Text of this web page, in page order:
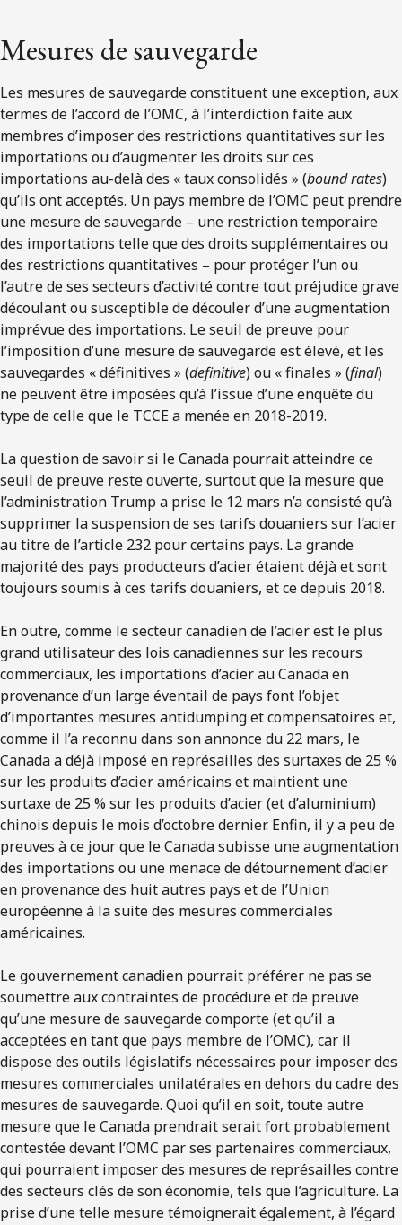
Mesures de sauvegarde
Les mesures de sauvegarde constituent une exception, aux
termes de l’accord de l’OMC, à l’interdiction faite aux
membres d’imposer des restrictions quantitatives sur les
importations ou d’augmenter les droits sur ces
importations au-delà des « taux consolidés » (bound rates)
qu’ils ont acceptés. Un pays membre de l’OMC peut prendre
une mesure de sauvegarde – une restriction temporaire
des importations telle que des droits supplémentaires ou
des restrictions quantitatives – pour protéger l’un ou
l’autre de ses secteurs d’activité contre tout préjudice grave
découlant ou susceptible de découler d’une augmentation
imprévue des importations. Le seuil de preuve pour
l’imposition d’une mesure de sauvegarde est élevé, et les
sauvegardes « définitives » (definitive) ou « finales » (final)
ne peuvent être imposées qu’à l’issue d’une enquête du
type de celle que le TCCE a menée en 2018-2019.
La question de savoir si le Canada pourrait atteindre ce
seuil de preuve reste ouverte, surtout que la mesure que
l’administration Trump a prise le 12 mars n’a consisté qu’à
supprimer la suspension de ses tarifs douaniers sur l’acier
au titre de l’article 232 pour certains pays. La grande
majorité des pays producteurs d’acier étaient déjà et sont
toujours soumis à ces tarifs douaniers, et ce depuis 2018.
En outre, comme le secteur canadien de l’acier est le plus
grand utilisateur des lois canadiennes sur les recours
commerciaux, les importations d’acier au Canada en
provenance d’un large éventail de pays font l’objet
d’importantes mesures antidumping et compensatoires et,
comme il l’a reconnu dans son annonce du 22 mars, le
Canada a déjà imposé en représailles des surtaxes de 25 %
sur les produits d’acier américains et maintient une
surtaxe de 25 % sur les produits d’acier (et d’aluminium)
chinois depuis le mois d’octobre dernier. Enfin, il y a peu de
preuves à ce jour que le Canada subisse une augmentation
des importations ou une menace de détournement d’acier
en provenance des huit autres pays et de l’Union
européenne à la suite des mesures commerciales
américaines.
Le gouvernement canadien pourrait préférer ne pas se
soumettre aux contraintes de procédure et de preuve
qu’une mesure de sauvegarde comporte (et qu’il a
acceptées en tant que pays membre de l’OMC), car il
dispose des outils législatifs nécessaires pour imposer des
mesures commerciales unilatérales en dehors du cadre des
mesures de sauvegarde. Quoi qu’il en soit, toute autre
mesure que le Canada prendrait serait fort probablement
contestée devant l’OMC par ses partenaires commerciaux,
qui pourraient imposer des mesures de représailles contre
des secteurs clés de son économie, tels que l’agriculture. La
prise d’une telle mesure témoignerait également, à l’égard